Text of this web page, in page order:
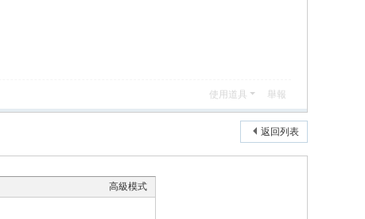
使用道具 舉報
返回列表
高級模式